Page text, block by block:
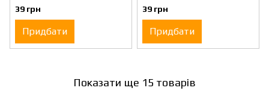
SW 502 (271076)
39 грн
Придбати
SW 502 (271077)
39 грн
Придбати
Показати ще 15 товарів